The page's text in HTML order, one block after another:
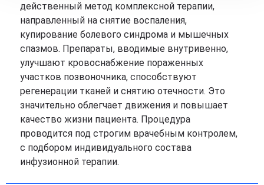
действенный метод комплексной терапии,
направленный на снятие воспаления,
купирование болевого синдрома и мышечных
спазмов. Препараты, вводимые внутривенно,
улучшают кровоснабжение пораженных
участков позвоночника, способствуют
регенерации тканей и снятию отечности. Это
значительно облегчает движения и повышает
качество жизни пациента. Процедура
проводится под строгим врачебным контролем,
с подбором индивидуального состава
инфузионной терапии.